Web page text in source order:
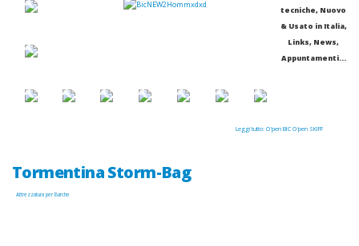
tecniche, Nuovo
& Usato in Italia,
Links, News,
Appuntamenti...
Leggi tutto: O'pen BIC O'pen SKIFF
Tormentina Storm-Bag
Attrezzatura per Barche